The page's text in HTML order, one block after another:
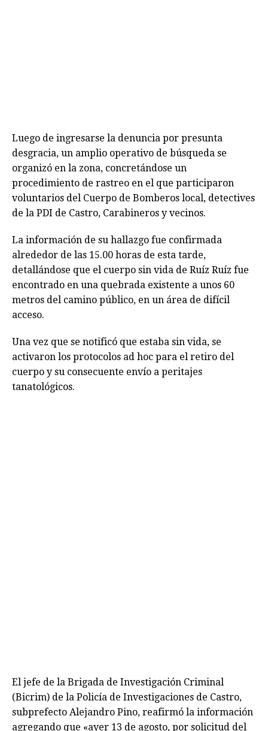
Luego de ingresarse la denuncia por presunta
desgracia, un amplio operativo de búsqueda se
organizó en la zona, concretándose un
procedimiento de rastreo en el que participaron
voluntarios del Cuerpo de Bomberos local, detectives
de la PDI de Castro, Carabineros y vecinos.
La información de su hallazgo fue confirmada
alrededor de las 15.00 horas de esta tarde,
detallándose que el cuerpo sin vida de Ruíz Ruíz fue
encontrado en una quebrada existente a unos 60
metros del camino público, en un área de difícil
acceso.
Una vez que se notificó que estaba sin vida, se
activaron los protocolos ad hoc para el retiro del
cuerpo y su consecuente envío a peritajes
tanatológicos.
El jefe de la Brigada de Investigación Criminal
(Bicrim) de la Policía de Investigaciones de Castro,
subprefecto Alejandro Pino, reafirmó la información
agregando que «ayer 13 de agosto, por solicitud del